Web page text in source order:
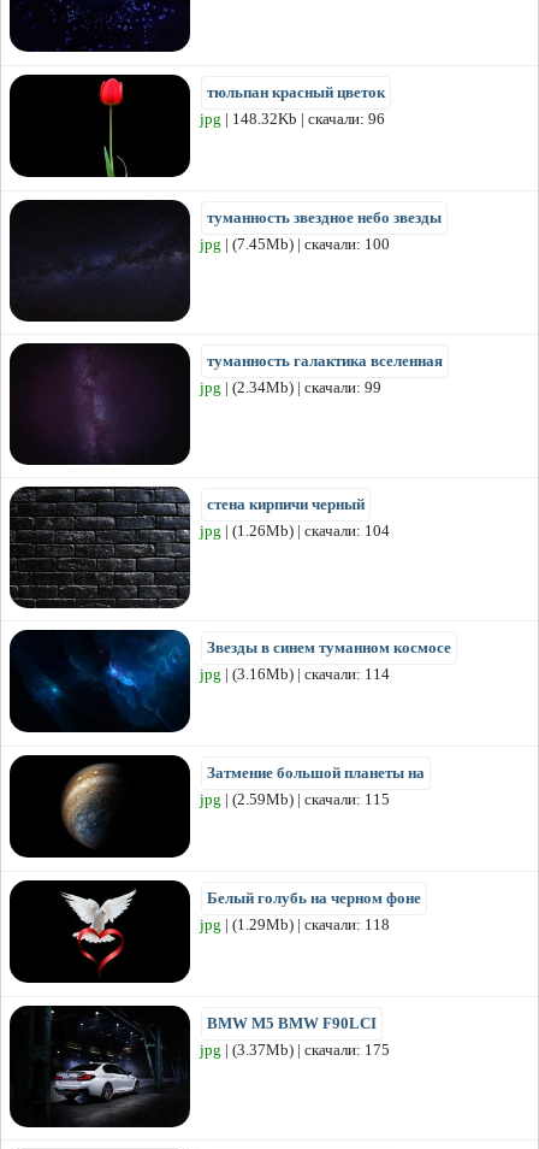
тюльпан красный цветок
jpg | 148.32Kb | скачали: 96
туманность звездное небо звезды
jpg | (7.45Mb) | скачали: 100
туманность галактика вселенная
jpg | (2.34Mb) | скачали: 99
стена кирпичи черный
jpg | (1.26Mb) | скачали: 104
Звезды в синем туманном космосе
jpg | (3.16Mb) | скачали: 114
Затмение большой планеты на
jpg | (2.59Mb) | скачали: 115
Белый голубь на черном фоне
jpg | (1.29Mb) | скачали: 118
BMW M5 BMW F90LCI
jpg | (3.37Mb) | скачали: 175